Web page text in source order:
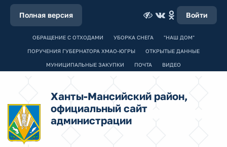
Полная версия Войти
ОБРАЩЕНИЕ С ОТХОДАМИ УБОРКА СНЕГА "НАШ ДОМ"
ПОРУЧЕНИЯ ГУБЕРНАТОРА ХМАО-ЮГРЫ ОТКРЫТЫЕ ДАННЫЕ
МУНИЦИПАЛЬНЫЕ ЗАКУПКИ ПОЧТА ВИДЕО
Ханты-Мансийский район,
официальный сайт
администрации